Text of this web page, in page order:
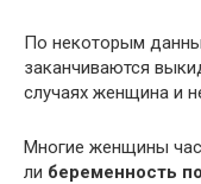
По некоторым
заканчиваются
случаях женщина и
Многие женщины
ли беременность